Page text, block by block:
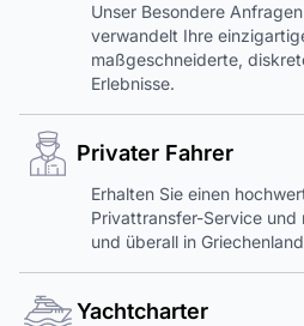
Unser Besondere
verwandelt Ihre
maßgeschneiderte,
Erlebnisse.
Privater Fahrer
Erhalten Sie einen
Privattransfer-Service
und überall in
Yachtcharter